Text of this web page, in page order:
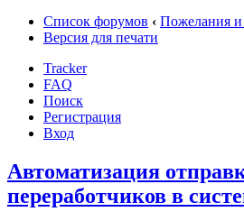
Список форумов ‹ Пожелания и
Версия для печати
Tracker
FAQ
Поиск
Регистрация
Вход
Автоматизация
переработчиков в